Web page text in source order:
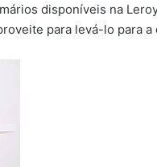
disponíveis na
para levá-lo para a